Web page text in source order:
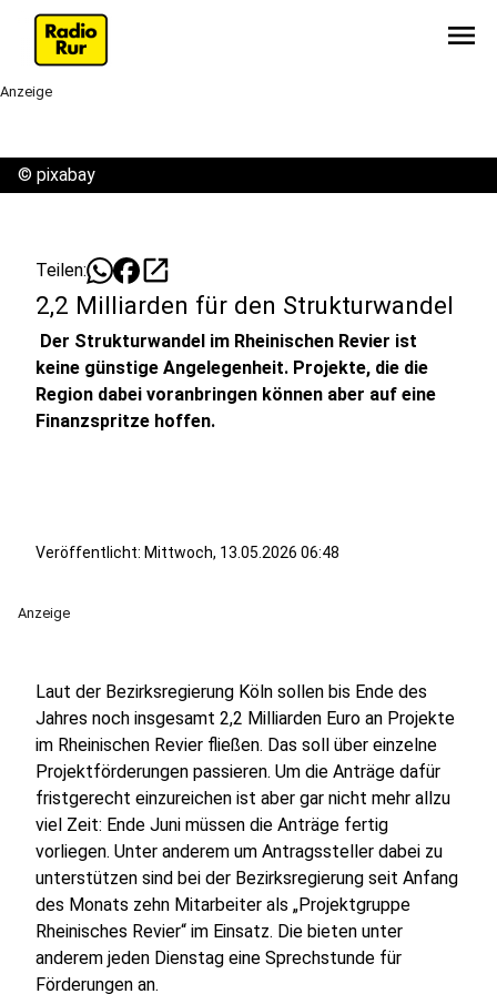
menu
Anzeige
© pixabay
Teilen: open_in_new
2,2 Milliarden für den Strukturwandel
Der Strukturwandel im Rheinischen Revier ist
keine günstige Angelegenheit. Projekte, die die
Region dabei voranbringen können aber auf eine
Finanzspritze hoffen.
Veröffentlicht: Mittwoch, 13.05.2026 06:48
Anzeige
Laut der Bezirksregierung Köln sollen bis Ende des
Jahres noch insgesamt 2,2 Milliarden Euro an Projekte
im Rheinischen Revier fließen. Das soll über einzelne
Projektförderungen passieren. Um die Anträge dafür
fristgerecht einzureichen ist aber gar nicht mehr allzu
viel Zeit: Ende Juni müssen die Anträge fertig
vorliegen. Unter anderem um Antragssteller dabei zu
unterstützen sind bei der Bezirksregierung seit Anfang
des Monats zehn Mitarbeiter als „Projektgruppe
Rheinisches Revier“ im Einsatz. Die bieten unter
anderem jeden Dienstag eine Sprechstunde für
Förderungen an.